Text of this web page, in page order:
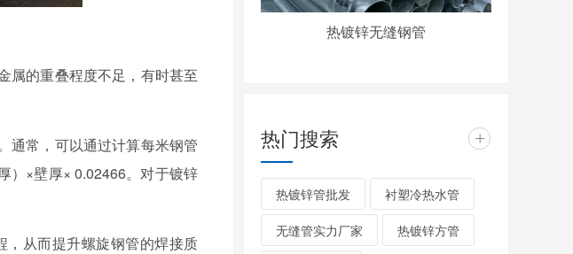
属的重叠程度不足，有时甚至
通常，可以通过计算每米钢管
）×壁厚× 0.02466。对于镀锌
从而提升螺旋钢管的焊接质
热镀锌无缝钢管
热门搜索 +
热镀锌管批发 衬塑冷热水管
无缝管实力厂家 热镀锌方管